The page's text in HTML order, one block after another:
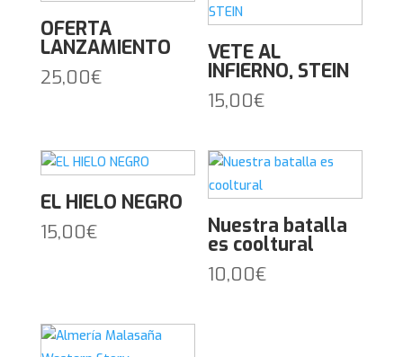
OFERTA
LANZAMIENTO
25,00€
VETE AL
INFIERNO, STEIN
15,00€
EL HIELO NEGRO
15,00€ Nuestra batalla
es cooltural
10,00€